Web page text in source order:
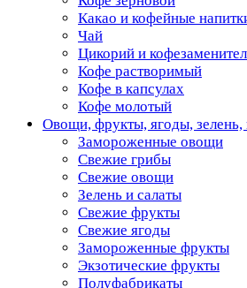
Какао и кофейные
Чай
Цикорий и
Кофе растворимый
Кофе в капсулах
Кофе молотый
Овощи, фрукты, ягоды, зелень,
Замороженные овощи
Свежие грибы
Свежие овощи
Зелень и салаты
Свежие фрукты
Свежие ягоды
Замороженные фрукты
Экзотические фрукты
Полуфабрикаты